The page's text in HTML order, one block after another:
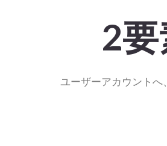
2
ユーザーアカウントへ